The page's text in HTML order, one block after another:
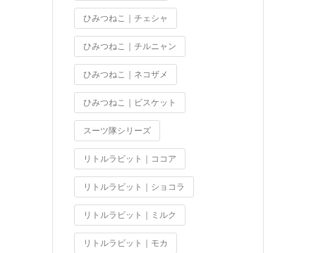
ひみつねこ｜チェシャ
ひみつねこ｜チルニャン
ひみつねこ｜ネコザメ
ひみつねこ｜ビスケット
スーツ隊シリーズ
リトルラビット｜ココア
リトルラビット｜ショコラ
リトルラビット｜ミルク
リトルラビット｜モカ